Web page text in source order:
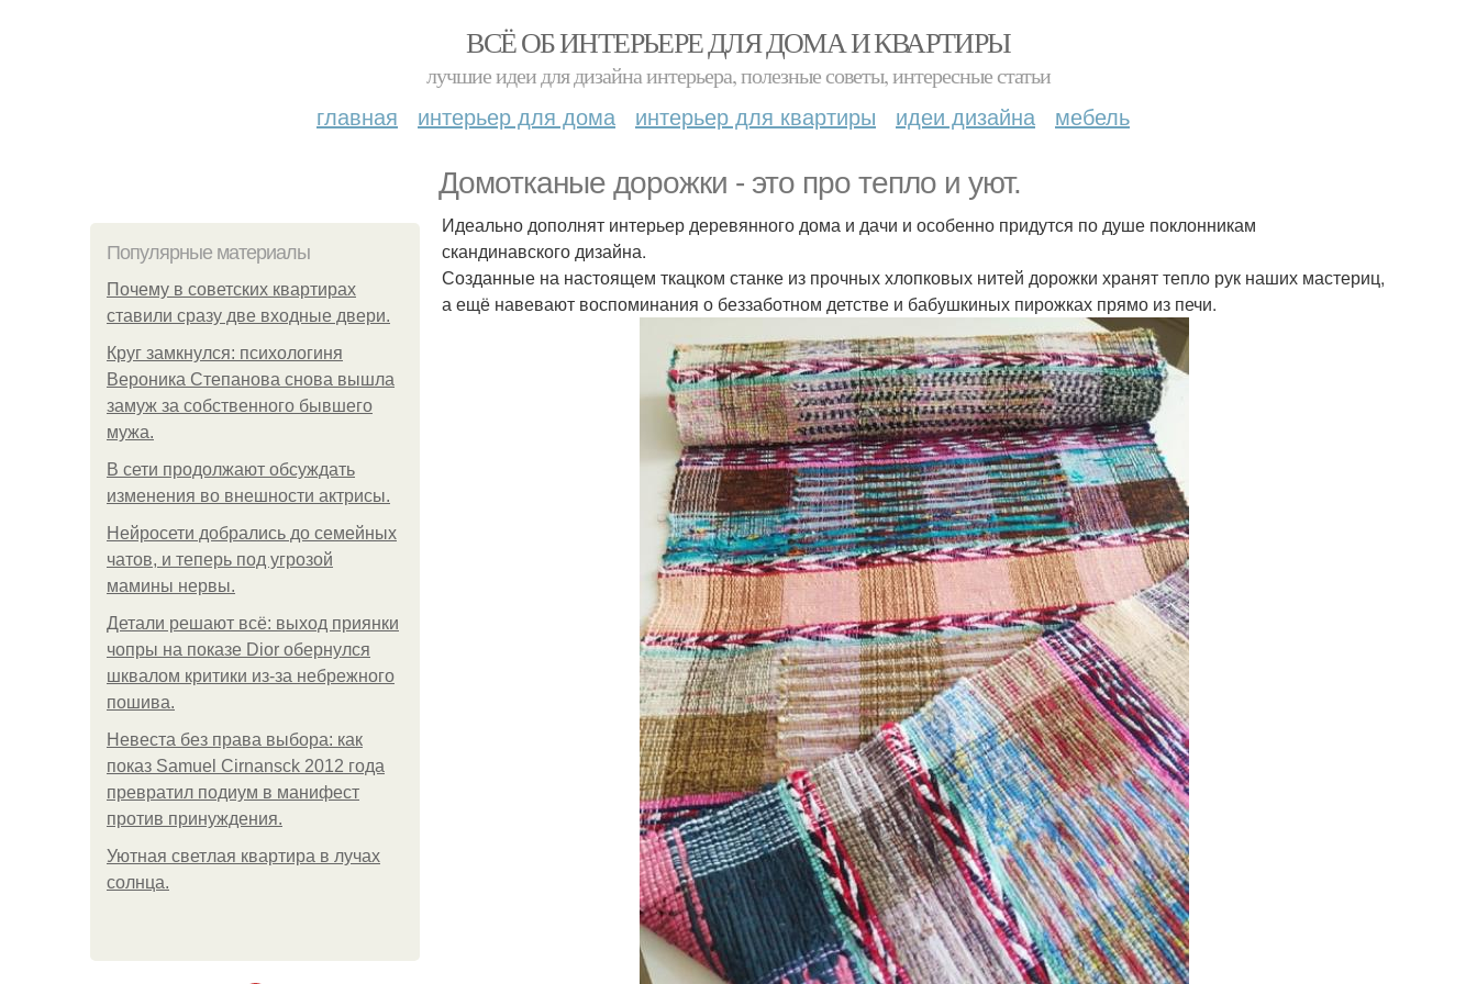
ВСЁ ОБ ИНТЕРЬЕРЕ ДЛЯ ДОМА И КВАРТИРЫ
лучшие идеи для дизайна интерьера, полезные советы, интересные статьи
главная интерьер для дома интерьер для квартиры идеи дизайна мебель
Домотканые дорожки - это про тепло и уют.
Популярные материалы
Почему в советских квартирах
ставили сразу две входные двери.
Круг замкнулся: психологиня
Вероника Степанова снова вышла
замуж за собственного бывшего
мужа.
В сети продолжают обсуждать
изменения во внешности актрисы.
Нейросети добрались до семейных
чатов, и теперь под угрозой
мамины нервы.
Детали решают всё: выход приянки
чопры на показе Dior обернулся
шквалом критики из-за небрежного
пошива.
Невеста без права выбора: как
показ Samuel Cirnansck 2012 года
превратил подиум в манифест
против принуждения.
Уютная светлая квартира в лучах
солнца.
Идеально дополнят интерьер деревянного дома и дачи и особенно придутся по душе поклонникам
скандинавского дизайна.
Созданные на настоящем ткацком станке из прочных хлопковых нитей дорожки хранят тепло рук наших мастериц,
а ещё навевают воспоминания о беззаботном детстве и бабушкиных пирожках прямо из печи.